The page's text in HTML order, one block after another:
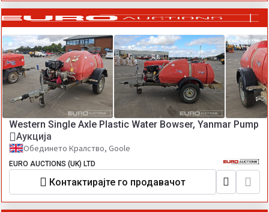
Western Single Axle Plastic Water Bowser, Yanmar Pump
Аукција
Обединето Кралство, Goole
EURO AUCTIONS (UK) LTD
Контактирајте го продавачот